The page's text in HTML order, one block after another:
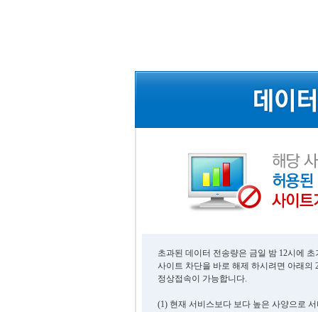
초과된 데이터 전송량은 금일 밤 12시에
사이트 차단을 바로 해제 하시려면 아래의
정상접속이 가능합니다.
(1) 현재 서비스보다 보다 높은 사양으로